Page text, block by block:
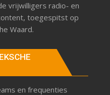
vrijwilligers radio- en
toegespitst op
Waard.
en frequenties